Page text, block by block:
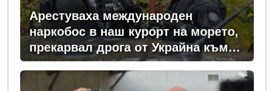
Арестуваха международен
наркобос в наш курорт на морето,
прекарвал дрога от Украйна към
ЕС